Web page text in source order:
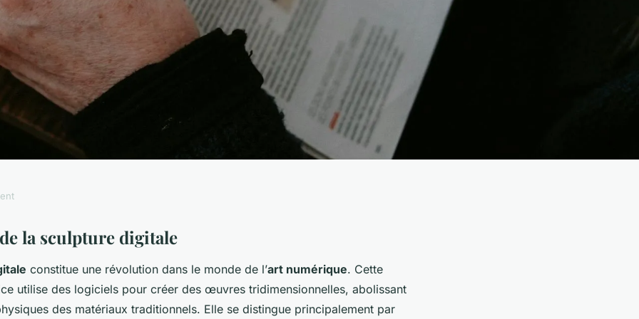
rencontre entre
la sculpture digitale
constitue une révolution dans le monde de l’art numérique. Cette
utilise des logiciels pour créer des œuvres tridimensionnelles, abolissant
des matériaux traditionnels. Elle se distingue principalement par